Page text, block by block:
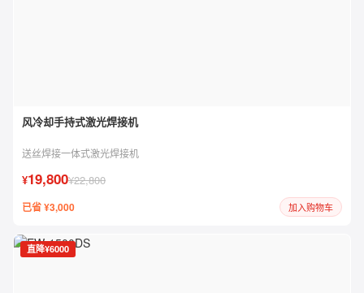
风冷却手持式激光焊接机
送丝焊接一体式激光焊接机
¥19,800¥22,800
已省 ¥3,000 加入购物车
直降¥6000